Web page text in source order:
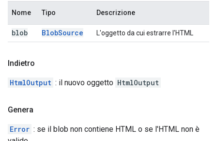
Nome Tipo Descrizione
blob BlobSource L'oggetto da cui estrarre l'HTML
Indietro
HtmlOutput : il nuovo oggetto HtmlOutput
Genera
Error : se il blob non contiene HTML o se l'HTML non è